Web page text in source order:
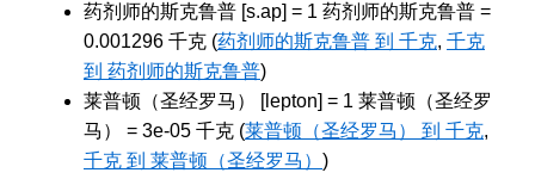
药剂师的斯克鲁普 [s.ap] = 1 药剂师的斯克鲁普 =
0.001296 千克 (药剂师的斯克鲁普 到 千克, 千克
到 药剂师的斯克鲁普)
莱普顿（圣经罗马） [lepton] = 1 莱普顿（圣经罗
马） = 3e-05 千克 (莱普顿（圣经罗马） 到 千克,
千克 到 莱普顿（圣经罗马） )